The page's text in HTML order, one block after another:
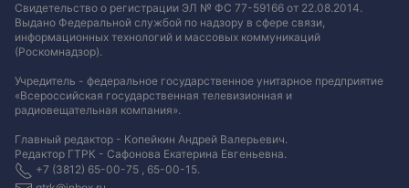
Свидетельство о регистрации ЭЛ № ФС 77-59166 от 22.08.2014.
Выдано Федеральной службой по надзору в сфере связи,
информационных технологий и массовых коммуникаций
(Роскомнадзор).
Учредитель - федеральное государственное унитарное предприятие
«Всероссийская государственная телевизионная и
радиовещательная компания».
Главный редактор - Копейкин Андрей Валерьевич.
Редактор ГТРК - Сафонова Екатерина Евгеньевна.
+7 (3812) 65-00-75 , 65-00-15.